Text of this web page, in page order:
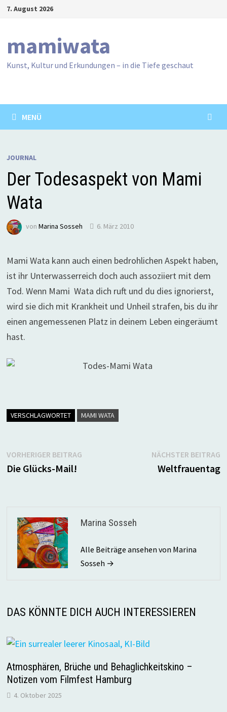
Zum7. August 2026
mamiwata
Kunst, Kultur und Erkundungen – in die Tiefe geschaut
MENÜ
JOURNAL
Der Todesaspekt von Mami
Wata
von Marina Sosseh 6. März 2010
Mami Wata kann auch einen bedrohlichen Aspekt haben,
ist ihr Unterwasserreich doch auch assoziiert mit dem
Tod. Wenn Mami Wata dich ruft und du dies ignorierst,
wird sie dich mit Krankheit und Unheil strafen, bis du ihr
einen angemessenen Platz in deinem Leben eingeräumt
hast.
VERSCHLAGWORTET MAMI WATA
Beitragsnavigation
VORHERIGER BEITRAGVorheriger
Die Glücks-Mail!
NÄCHSTER BEITRAG
Weltfrauentag
Marina Sosseh
Alle Beiträge ansehen von Marina
Sosseh →
DAS KÖNNTE DICH AUCH INTERESSIEREN
Atmosphären, Brüche und Behaglichkeitskino –
Notizen vom Filmfest Hamburg
4. Oktober 2025